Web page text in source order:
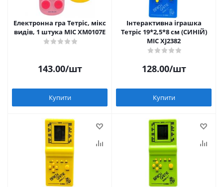
Електронна гра Тетріс, мікс
видів, 1 штука MIC XM0107E
143.00/шт
Купити
Інтерактивна іграшка
Тетріс 19*2,5*8 см (СИНІЙ)
MIC XJ2382
128.00/шт
Купити